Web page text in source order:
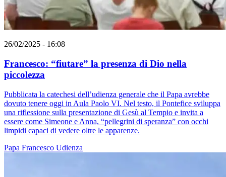
26/02/2025 - 16:08
Francesco: “fiutare” la presenza di Dio nella
piccolezza
Pubblicata la catechesi dell’udienza generale che il Papa avrebbe
dovuto tenere oggi in Aula Paolo VI. Nel testo, il Pontefice sviluppa
una riflessione sulla presentazione di Gesù al Tempio e invita a
essere come Simeone e Anna, “pellegrini di speranza” con occhi
limpidi capaci di vedere oltre le apparenze.
Papa Francesco Udienza